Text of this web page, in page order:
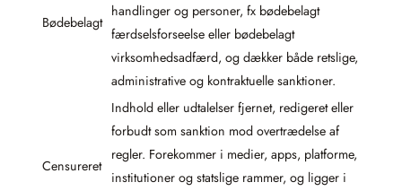
Bødebelagt
handlinger og personer, fx bødebelagt
færdselsforseelse eller bødebelagt
virksomhedsadfærd, og dækker både retslige,
administrative og kontraktuelle sanktioner.
Censureret
Indhold eller udtalelser fjernet, redigeret eller
forbudt som sanktion mod overtrædelse af
regler. Forekommer i medier, apps, platforme,
institutioner og statslige rammer, og ligger i